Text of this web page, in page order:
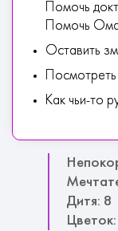
Помочь
Помочь
Оставить
Как чьи-то
Дитя: 8